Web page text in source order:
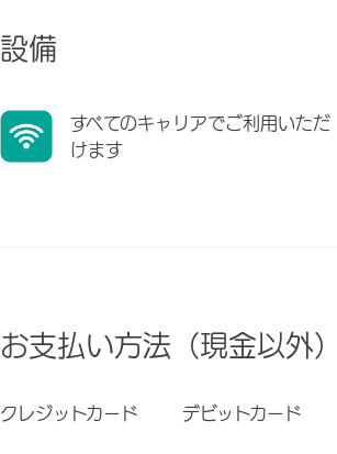
設備
すべてのキャリアでご利用いただ
けます
お支払い方法（現金以外）
クレジットカード デビットカード